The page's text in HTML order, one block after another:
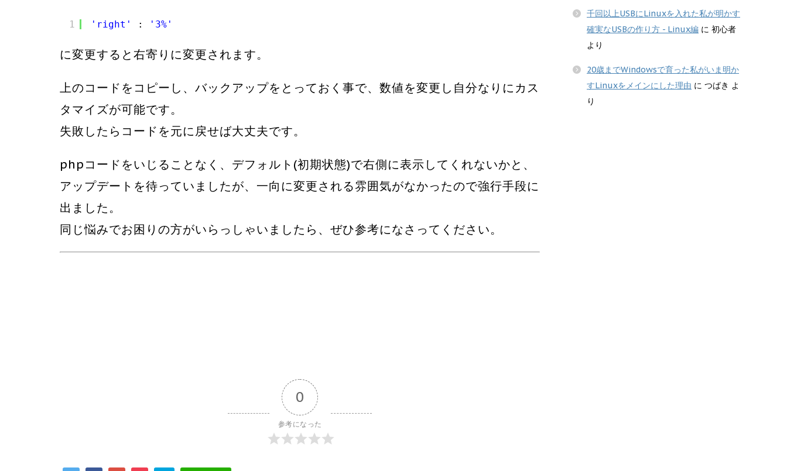
1 'right' : '3%'
に変更すると右寄りに変更されます。
上のコードをコピーし、バックアップをとっておく事で、数値を変更し自分なりにカス
タマイズが可能です。
失敗したらコードを元に戻せば大丈夫です。
phpコードをいじることなく、デフォルト(初期状態)で右側に表示してくれないかと、
アップデートを待っていましたが、一向に変更される雰囲気がなかったので強行手段に
出ました。
同じ悩みでお困りの方がいらっしゃいましたら、ぜひ参考になさってください。
0
参考になった
千回以上USBにLinuxを入れた私が明かす
確実なUSBの作り方 - Linux編 に 初心者
より
20歳までWindowsで育った私がいま明か
すLinuxをメインにした理由 に つばき よ
り